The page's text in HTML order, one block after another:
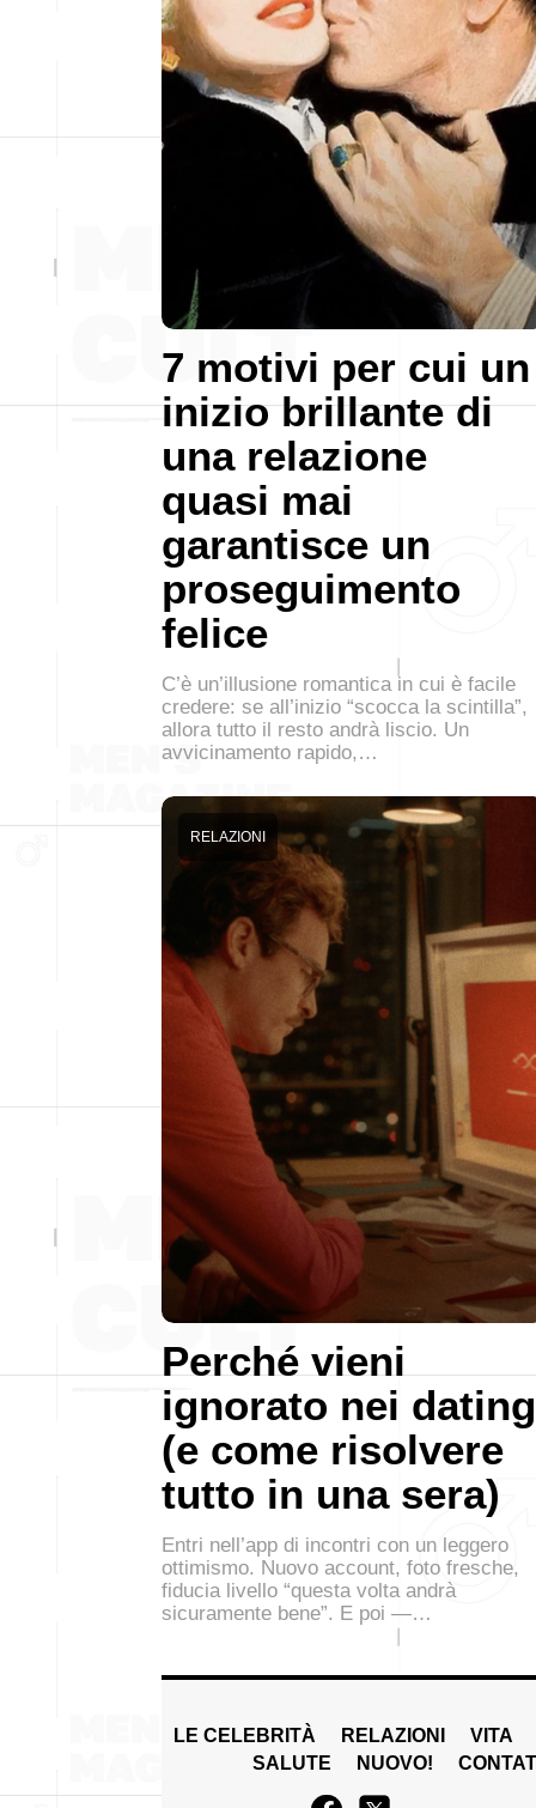
7 motivi per cui un
inizio brillante di
una relazione
quasi mai
garantisce un
proseguimento
felice
C’è un’illusione romantica in cui è facile
credere: se all’inizio “scocca la scintilla”,
allora tutto il resto andrà liscio. Un
avvicinamento rapido,…
Perché vieni
ignorato nei dating
(e come risolvere
tutto in una sera)
RELAZIONI
Entri nell’app di incontri con un leggero
ottimismo. Nuovo account, foto fresche,
fiducia livello “questa volta andrà
sicuramente bene”. E poi —…
LE CELEBRITÀ RELAZIONI
VITA
SALUTE
NUOVO!